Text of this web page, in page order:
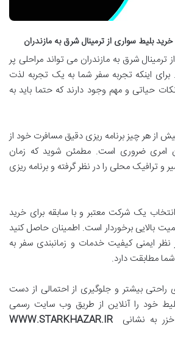
بلیط سواری از ترمینال شرق به مازندران
ترمینال شرق به مازندران می تواند مراحلی پر
اینکه تجربه سفر شما به یک تجربه لذت
حیاتی و مهم وجود دارند که حتما باید به
از هر چیز برنامه ریزی دقیق مسافرت خود از
امری ضروری است. مطمئن شوید که زمان
محلی را در نظر گرفته و برنامه ریزی
انتخاب یک شرکت معتبر و با سابقه برای خرید
بالایی برخوردار است. اطمینان حاصل کنید
ایمنی کیفیت خدمات و زمانبندی سفر به
شما مطابقت دارد.
راحتی بیشتر و جلوگیری از احتمالی از دست
خود را آنلاین از طریق وب سایت رسمی
به نشانی WWW.STARKHAZAR.IR